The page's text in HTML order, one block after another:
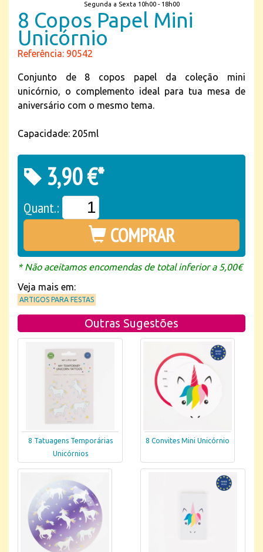
Segunda a Sexta 10h00 - 18h00
8 Copos Papel Mini
Unicórnio
Referência: 90542
Conjunto de 8 copos papel da coleção mini
unicórnio, o complemento ideal para tua mesa de
aniversário com o mesmo tema.
Capacidade: 205ml
3,90 €*
Quant.:
COMPRAR
* Não aceitamos encomendas de total inferior a 5,00€
Veja mais em:
ARTIGOS PARA FESTAS
Outras Sugestões
8 Tatuagens Temporárias
Unicórnios
8 Convites Mini Unicórnio